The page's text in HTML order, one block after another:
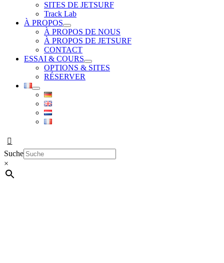
SITES DE JETSURF
Track Lab
À PROPOS
À PROPOS DE NOUS
À PROPOS DE JETSURF
CONTACT
ESSAI & COURS
OPTIONS & SITES
RÉSERVER
Suche
×